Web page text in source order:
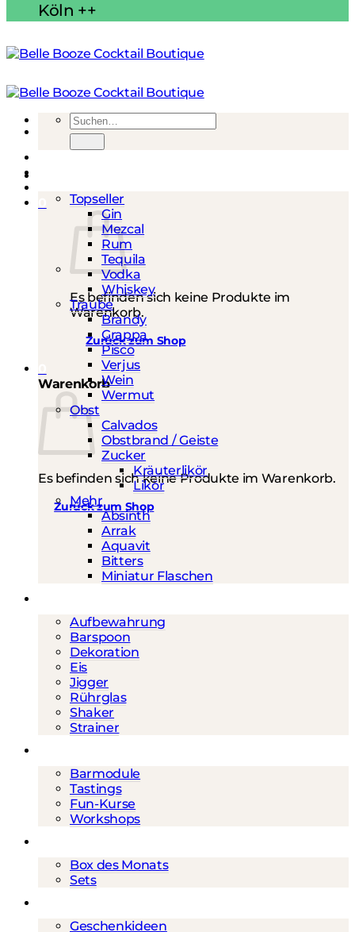
Köln ++
Suchen
nach:
Es befinden sich keine Produkte im
Warenkorb.
Zurück zum Shop
Warenkorb
Es befinden sich keine Produkte im Warenkorb.
Zurück zum Shop
Topseller
Gin
Mezcal
Rum
Tequila
Vodka
Whiskey
Traube
Brandy
Grappa
Pisco
Verjus
Wein
Wermut
Obst
Calvados
Obstbrand / Geiste
Zucker
Kräuterlikör
Likör
Mehr
Absinth
Arrak
Aquavit
Bitters
Miniatur Flaschen
Aufbewahrung
Barspoon
Dekoration
Eis
Jigger
Rührglas
Shaker
Strainer
Barmodule
Tastings
Fun-Kurse
Workshops
Box des Monats
Sets
Geschenkideen